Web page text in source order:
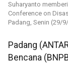
Suharyanto
Conference on
Padang, Senin (29/
Padang
Bencana